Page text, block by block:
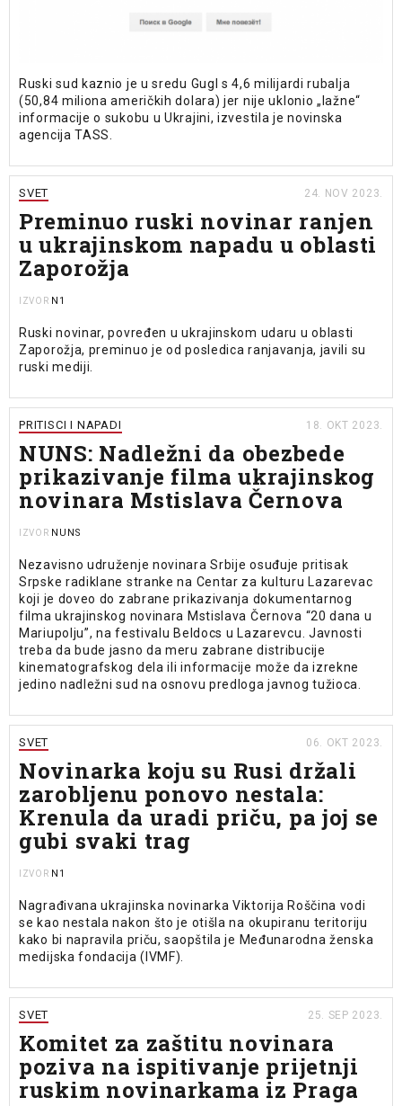
Ruski sud kaznio je u sredu Gugl s 4,6 milijardi rubalja
(50,84 miliona američkih dolara) jer nije uklonio „lažne“
informacije o sukobu u Ukrajini, izvestila je novinska
agencija TASS.
SVET 24. NOV 2023.
Preminuo ruski novinar ranjen
u ukrajinskom napadu u oblasti
Zaporožja
IZVOR N1
Ruski novinar, povređen u ukrajinskom udaru u oblasti
Zaporožja, preminuo je od posledica ranjavanja, javili su
ruski mediji.
PRITISCI I NAPADI 18. OKT 2023.
NUNS: Nadležni da obezbede
prikazivanje filma ukrajinskog
novinara Mstislava Černova
IZVOR NUNS
Nezavisno udruženje novinara Srbije osuđuje pritisak
Srpske radiklane stranke na Centar za kulturu Lazarevac
koji je doveo do zabrane prikazivanja dokumentarnog
filma ukrajinskog novinara Mstislava Černova “20 dana u
Mariupolju”, na festivalu Beldocs u Lazarevcu. Javnosti
treba da bude jasno da meru zabrane distribucije
kinematografskog dela ili informacije može da izrekne
jedino nadležni sud na osnovu predloga javnog tužioca.
SVET 06. OKT 2023.
Novinarka koju su Rusi držali
zarobljenu ponovo nestala:
Krenula da uradi priču, pa joj se
gubi svaki trag
IZVOR N1
Nagrađivana ukrajinska novinarka Viktorija Roščina vodi
se kao nestala nakon što je otišla na okupiranu teritoriju
kako bi napravila priču, saopštila je Međunarodna ženska
medijska fondacija (IVMF).
SVET 25. SEP 2023.
Komitet za zaštitu novinara
poziva na ispitivanje prijetnji
ruskim novinarkama iz Praga